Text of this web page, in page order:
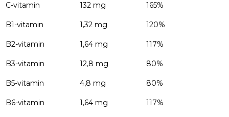
C-vitamin 132 mg 165%
B1-vitamin 1,32 mg 120%
B2-vitamin 1,64 mg 117%
B3-vitamin 12,8 mg 80%
B5-vitamin 4,8 mg 80%
B6-vitamin 1,64 mg 117%